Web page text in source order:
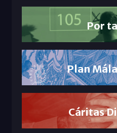
Por
Plan
Cáritas